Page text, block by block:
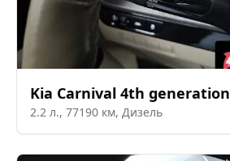
Kia Carnival 4th generation
2.2 л., 77190 км, Дизель